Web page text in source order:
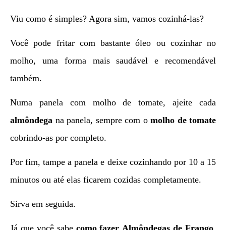
Viu como é simples? Agora sim, vamos cozinhá-las?
Você pode fritar com bastante óleo ou cozinhar no
molho, uma forma mais saudável e recomendável
também.
Numa panela com molho de tomate, ajeite cada
almôndega na panela, sempre com omolho de tomate
cobrindo-as por completo.
Por fim, tampe a panela e deixe cozinhando por 10 a 15
minutos ou até elas ficarem cozidas completamente.
Sirva em seguida.
Já que você sabe como fazer Almôndegas de Frango,